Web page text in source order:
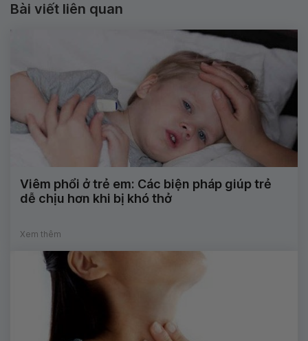
Bài viết liên quan
Viêm phổi ở trẻ em: Các biện pháp giúp trẻ
dễ chịu hơn khi bị khó thở
Xem thêm